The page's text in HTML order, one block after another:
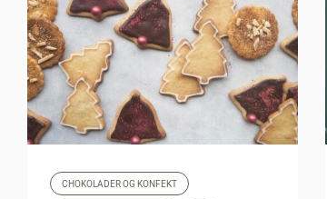
CHOKOLADER OG KONFEKT